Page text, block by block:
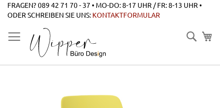
Zum
Inhalt
FRAGEN? 089 42 71 70 - 37 • MO-DO: 8-17 UHR / FR: 8-13 UHR •
ODER SCHREIBEN SIE UNS: KONTAKTFORMULAR
Suche